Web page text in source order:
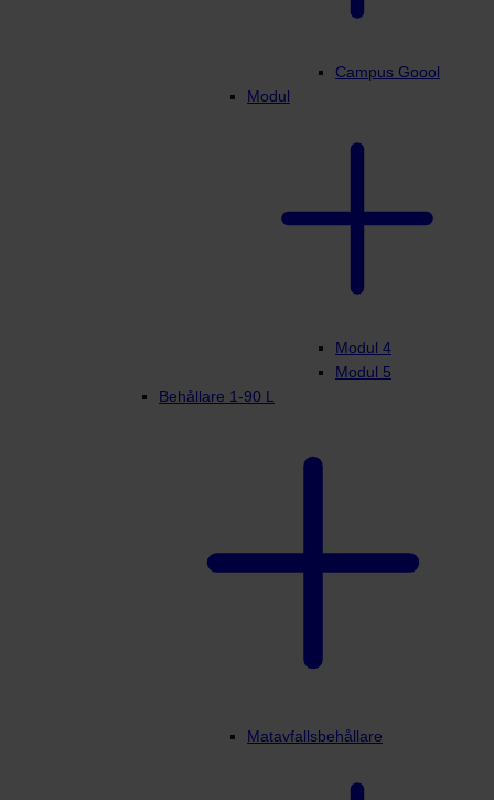
Campus Goool
Modul
Modul 4
Modul 5
Behållare 1-90 L
Matavfallsbehållare